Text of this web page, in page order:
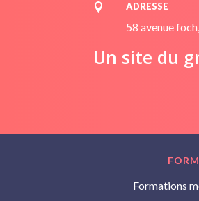
 ADRESSE
58 avenue
Un site du
Formations